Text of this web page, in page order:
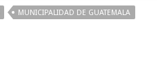
MUNICIPALIDAD DE GUATEMALA